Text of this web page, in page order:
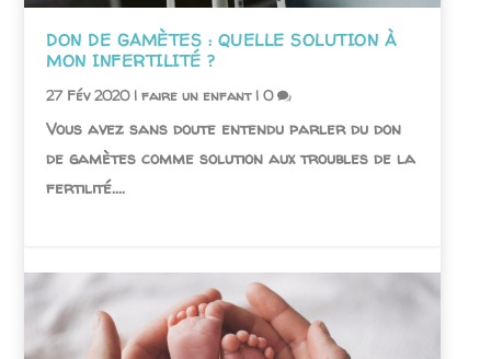
DON DE GAMÈTES : QUELLE SOLUTION À
MON INFERTILITÉ ?
27 Fév 2020|faire un enfant|0
Vous avez sans doute entendu parler du don
de gamètes comme solution aux troubles de la
fertilité....